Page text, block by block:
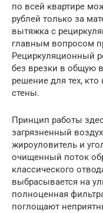
по всей квартире
рублей только за
вытяжка с
главным вопросом
Рециркуляционный
без врезки в общую
решение для тех,
стены.
Принцип работы
загрязненный
жироуловитель и
очищенный поток
классического
выбрасывается на
полноценная
поглощают